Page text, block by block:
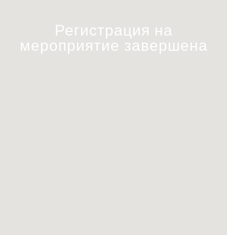
Регистрация на
мероприятие завершена